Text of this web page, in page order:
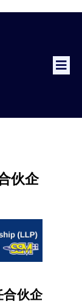
伙企
合伙企